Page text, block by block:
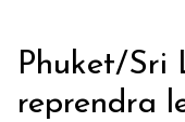
Phuket/Sri
reprendra